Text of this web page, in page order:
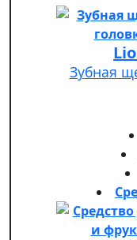
Зубная